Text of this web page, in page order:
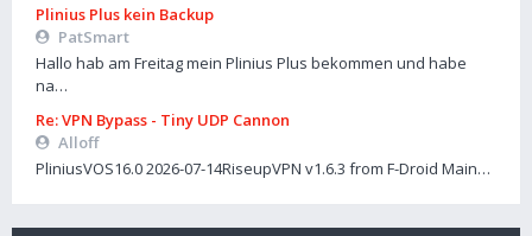
Plinius Plus kein Backup
PatSmart
Hallo hab am Freitag mein Plinius Plus bekommen und habe
na…
Re: VPN Bypass - Tiny UDP Cannon
Alloff
PliniusVOS16.0 2026-07-14RiseupVPN v1.6.3 from F-Droid Main…